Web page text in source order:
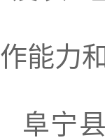
作能力
阜宁